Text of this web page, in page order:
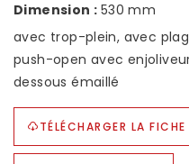
Dimension : 530 mm
avec trop-plein, avec
push-open avec
dessous émaillé
TÉLÉCHARGER LA